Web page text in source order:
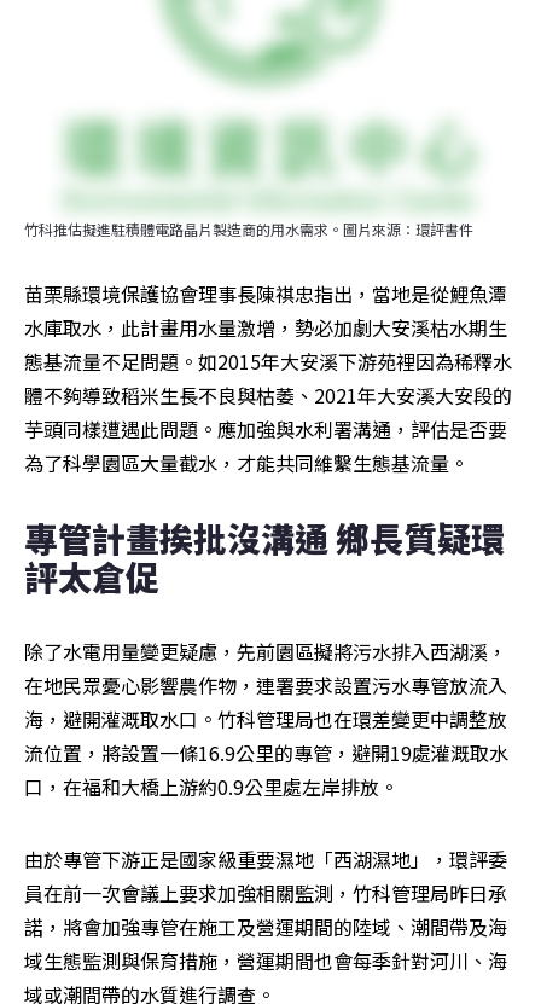
竹科推估擬進駐積體電路晶片製造商的用水需求。圖片來源：環評書件
苗栗縣環境保護協會理事長陳祺忠指出，當地是從鯉魚潭
水庫取水，此計畫用水量激增，勢必加劇大安溪枯水期生
態基流量不足問題。如2015年大安溪下游苑裡因為稀釋水
體不夠導致稻米生長不良與枯萎、2021年大安溪大安段的
芋頭同樣遭遇此問題。應加強與水利署溝通，評估是否要
為了科學園區大量截水，才能共同維繫生態基流量。
專管計畫挨批沒溝通 鄉長質疑環
評太倉促
除了水電用量變更疑慮，先前園區擬將污水排入西湖溪，
在地民眾憂心影響農作物，連署要求設置污水專管放流入
海，避開灌溉取水口。竹科管理局也在環差變更中調整放
流位置，將設置一條16.9公里的專管，避開19處灌溉取水
口，在福和大橋上游約0.9公里處左岸排放。
由於專管下游正是國家級重要濕地「西湖濕地」，環評委
員在前一次會議上要求加強相關監測，竹科管理局昨日承
諾，將會加強專管在施工及營運期間的陸域、潮間帶及海
域生態監測與保育措施，營運期間也會每季針對河川、海
域或潮間帶的水質進行調查。